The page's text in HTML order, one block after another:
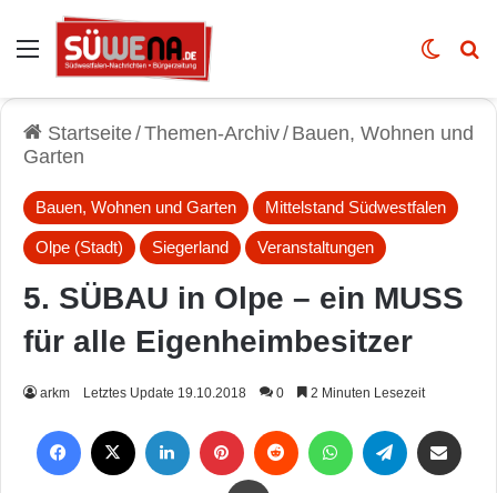
Auswahl Skin
Startseite/Themen-Archiv/ Bauen, Wohnen und
Garten
Bauen, Wohnen und Garten Mittelstand Südwestfalen
Olpe (Stadt) Siegerland Veranstaltungen
5. SÜBAU in Olpe – ein MUSS
für alle Eigenheimbesitzer
arkm Letztes Update 19.10.2018 0 2 Minuten Lesezeit
Drucken